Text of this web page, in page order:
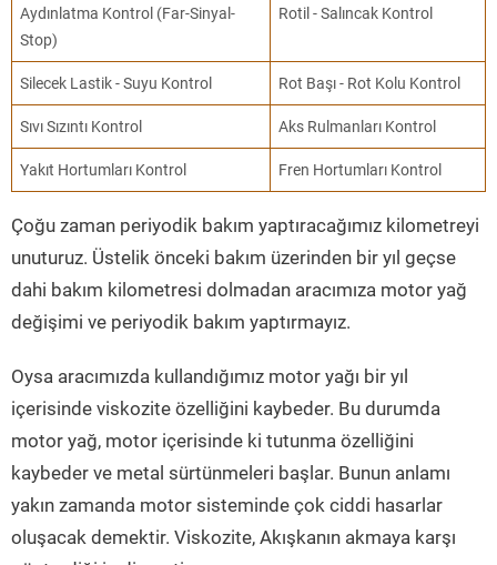
Aydınlatma Kontrol (Far-Sinyal-
Stop)
Rotil - Salıncak Kontrol
Silecek Lastik - Suyu Kontrol Rot Başı - Rot Kolu Kontrol
Sıvı Sızıntı Kontrol Aks Rulmanları Kontrol
Yakıt Hortumları Kontrol Fren Hortumları Kontrol
Çoğu zaman periyodik bakım yaptıracağımız kilometreyi
unuturuz. Üstelik önceki bakım üzerinden bir yıl geçse
dahi bakım kilometresi dolmadan aracımıza motor yağ
değişimi ve periyodik bakım yaptırmayız.
Oysa aracımızda kullandığımız motor yağı bir yıl
içerisinde viskozite özelliğini kaybeder. Bu durumda
motor yağ, motor içerisinde ki tutunma özelliğini
kaybeder ve metal sürtünmeleri başlar. Bunun anlamı
yakın zamanda motor sisteminde çok ciddi hasarlar
oluşacak demektir. Viskozite, Akışkanın akmaya karşı